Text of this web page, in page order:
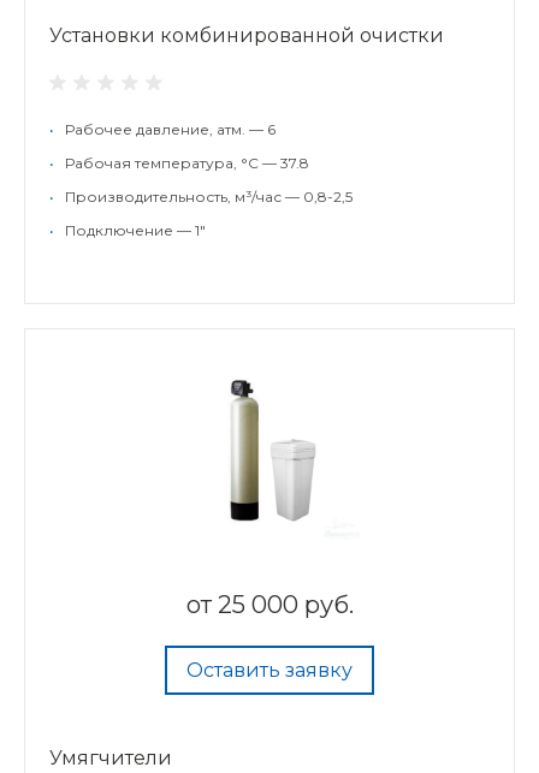
Установки комбинированной очистки
•
Рабочее давление, атм. — 6
•
Рабочая температура, °С — 37.8
•
Производительность, м³/час — 0,8-2,5
•
Подключение — 1"
от 25 000 руб.
Оставить заявку
Умягчители